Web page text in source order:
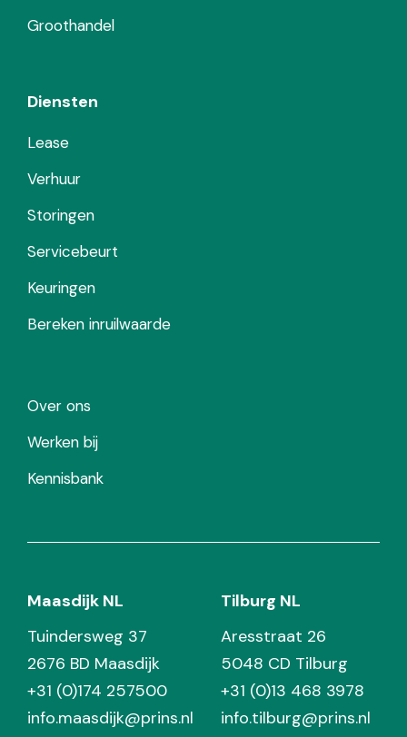
Groothandel
Diensten
Lease
Verhuur
Storingen
Servicebeurt
Keuringen
Bereken inruilwaarde
Over ons
Werken bij
Kennisbank
Maasdijk NL
Tuindersweg 37
2676 BD Maasdijk
+31 (0)174 257500
info.maasdijk@prins.nl
Tilburg NL
Aresstraat 26
5048 CD Tilburg
+31 (0)13 468 3978
info.tilburg@prins.nl